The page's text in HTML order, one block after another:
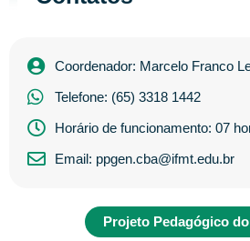
Coordenador: Marcelo Franco
Telefone: (65) 3318 1442
Horário de funcionamento: 07
Email: ppgen.cba@ifmt.edu.br
Projeto Pedagógico